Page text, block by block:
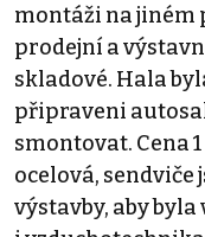
montáži na jiném
prodejní a
skladové. Hala
připraveni
smontovat. Cena
ocelová, sendviče
výstavby, aby